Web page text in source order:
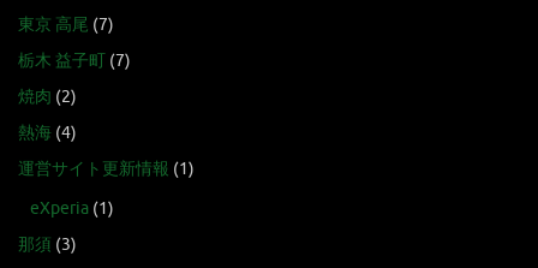
東京 高尾 (7)
栃木 益子町 (7)
焼肉 (2)
熱海 (4)
運営サイト更新情報 (1)
eXperia (1)
那須 (3)